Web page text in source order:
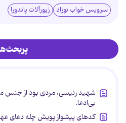
سرویس خواب نوزاد زیورآلات پاندورا
شهید رئیسی، مردی بود از جنس
بی‌ادعا.
کدهای پیشواز پویش چله دعای